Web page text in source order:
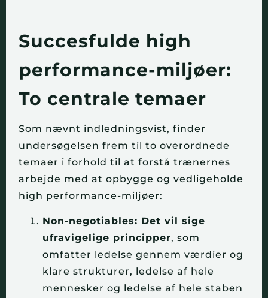
Succesfulde high
performance-miljøer:
To centrale temaer
Som nævnt indledningsvist, finder
undersøgelsen frem til to overordnede
temaer i forhold til at forstå trænernes
arbejde med at opbygge og vedligeholde
high performance-miljøer:
Non-negotiables: Det vil sige
ufravigelige principper, som
omfatter ledelse gennem værdier og
klare strukturer, ledelse af hele
mennesker og ledelse af hele staben